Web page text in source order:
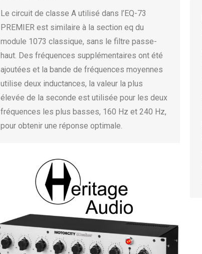
Le circuit de classe A utilisé dans l’EQ-73
PREMIER est similaire à la section eq du
module 1073 classique, sans le filtre passe-
haut. Des fréquences supplémentaires ont été
ajoutées et la bande de fréquences moyennes
utilise deux inductances, la valeur la plus
élevée de la seconde est utilisée pour les deux
fréquences les plus basses, 160 Hz et 240 Hz,
pour obtenir une réponse optimale.